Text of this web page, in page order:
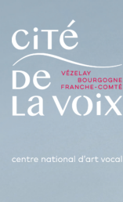
Skip
content